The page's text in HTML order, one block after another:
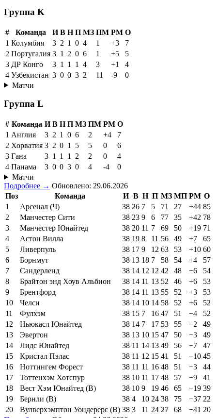
Группа K
# Команда И В Н П МЗ ПМ РМ О
1 Колумбия 3 2 1 0 4 1 +3
7
2 Португалия 3 1 2 0 6 1 +5
5
3 ДР Конго 3 1 1 1 4 3 +1
4
4 Узбекистан 3 0 0 3 2 11 -9
0
Матчи
Группа L
# Команда И В Н П МЗ ПМ РМ О
1 Англия 3 2 1 0 6 2 +4
7
2 Хорватия 3 2 0 1 5 5 0
6
3 Гана 3 1 1 1 2 2 0
4
4 Панама 3 0 0 3 0 4 -4
0
Матчи
Подробнее → Обновлено: 29.06.2026
Поз
Команда И В Н П МЗ МП РМ О
1
Арсенал (Ч) 38 26 7 5 71 27 +44 85
2
Манчестер Сити 38 23 9 6 77 35 +42 78
3
Манчестер Юнайтед 38 20 11 7 69 50 +19 71
4
Астон Вилла 38 19 8 11 56 49 +7
65
5
Ливерпуль 38 17 9 12 63 53 +10 60
6
Борнмут 38 13 18 7 58 54 +4
57
7
Сандерленд 38 14 12 12 42 48 −6
54
8
Брайтон энд Хоув Альбион 38 14 11 13 52 46 +6
53
9
Брентфорд 38 14 11 13 55 52 +3
53
10
Челси 38 14 10 14 58 52 +6
52
11
Фулхэм 38 15 7 16 47 51 −4
52
12
Ньюкасл Юнайтед 38 14 7 17 53 55 −2
49
13
Эвертон 38 13 10 15 47 50 −3
49
14
Лидс Юнайтед 38 11 14 13 49 56 −7
47
15
Кристал Пэлас 38 11 12 15 41 51 −10 45
16
Ноттингем Форест 38 11 11 16 48 51 −3
44
17
Тоттенхэм Хотспур 38 10 11 17 48 57 −9
41
18
Вест Хэм Юнайтед (В) 38 10 9 19 46 65 −19 39
19
Бернли (В) 38 4 10 24 38 75 −37 22
20
Вулверхэмптон Уондерерс (В) 38 3 11 24 27 68 −41 20